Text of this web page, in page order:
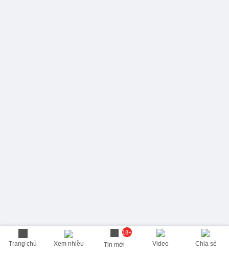
Trang chủ Xem nhiều
18+
Tin mới Video Chia sẻ